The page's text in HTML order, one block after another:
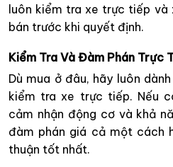
luôn kiểm tra xe trực tiếp và
bán trước khi quyết định.
Kiểm Tra Và Đàm Phán Trực
Dù mua ở đâu, hãy luôn
kiểm tra xe trực tiếp. Nếu
cảm nhận động cơ và khả
đàm phán giá cả một cách
thuận tốt nhất.